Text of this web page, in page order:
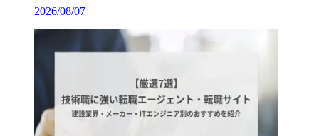
2026/08/07